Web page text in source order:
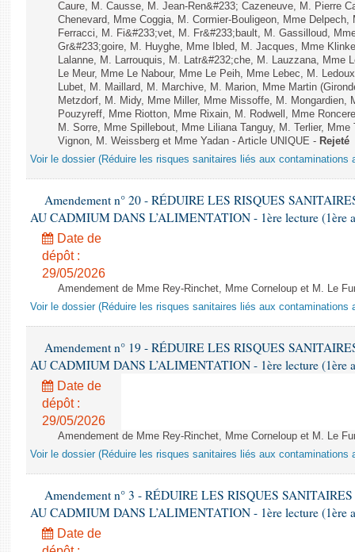
Caure, M. Causse, M. Jean-Ren&#233; Cazeneuve, M. Pierre
Chenevard, Mme Coggia, M. Cormier-Bouligeon, Mme
Ferracci, M. Fi&#233;vet, M. Fr&#233;bault, M. Gassilloud,
Gr&#233;goire, M. Huyghe, Mme Ibled, M. Jacques, Mme
Lalanne, M. Larrouquis, M. Latr&#232;che, M. Lauzzana, Mme
Le Meur, Mme Le Nabour, Mme Le Peih, Mme Lebec, M.
Lubet, M. Maillard, M. Marchive, M. Marion, Mme Martin
Metzdorf, M. Midy, Mme Miller, Mme Missoffe, M. Mongardien,
Pouzyreff, Mme Riotton, Mme Rixain, M. Rodwell, Mme
M. Sorre, Mme Spillebout, Mme Liliana Tanguy, M. Terlier,
Vignon, M. Weissberg et Mme Yadan - Article UNIQUE - Rejeté
Voir le dossier (Réduire les risques sanitaires liés aux contaminations
Amendement n° 20 - RÉDUIRE LES RISQUES
AU CADMIUM DANS L’ALIMENTATION - 1ère lecture (1ère
Date de
dépôt :
29/05/2026
Amendement de Mme Rey-Rinchet, Mme Corneloup et M. Le
Voir le dossier (Réduire les risques sanitaires liés aux contaminations
Amendement n° 19 - RÉDUIRE LES RISQUES
AU CADMIUM DANS L’ALIMENTATION - 1ère lecture (1ère
Date de
dépôt :
29/05/2026
Amendement de Mme Rey-Rinchet, Mme Corneloup et M. Le
Voir le dossier (Réduire les risques sanitaires liés aux contaminations
Amendement n° 3 - RÉDUIRE LES RISQUES
AU CADMIUM DANS L’ALIMENTATION - 1ère lecture (1ère
Date de